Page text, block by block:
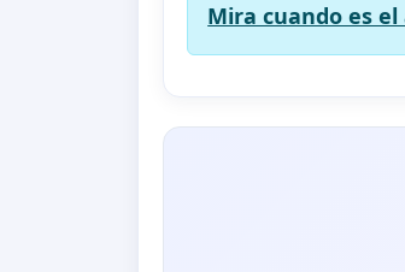
Mira cuando es el